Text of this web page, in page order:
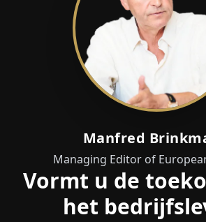
Manfred
Managing Editor of
Vormt u de
het